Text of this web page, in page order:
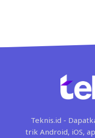
Teknis.id -
trik Android, iOS,